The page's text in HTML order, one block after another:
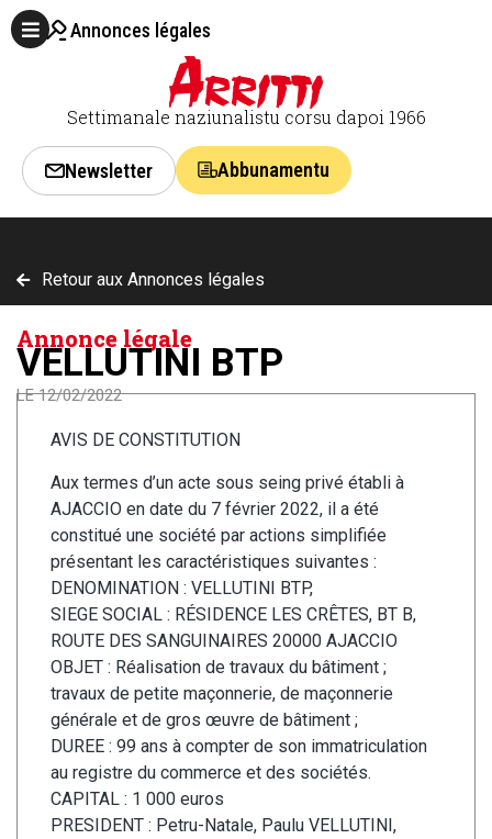
Annonces légales
Settimanale naziunalistu corsu dapoi 1966
Newsletter Abbunamentu
Retour aux Annonces légales
Annonce légale
VELLUTINI BTP
LE 12/02/2022
AVIS DE CONSTITUTION
Aux termes d’un acte sous seing privé établi à
AJACCIO en date du 7 février 2022, il a été
constitué une société par actions simplifiée
présentant les caractéristiques suivantes :
DENOMINATION : VELLUTINI BTP,
SIEGE SOCIAL : RÉSIDENCE LES CRÊTES, BT B,
ROUTE DES SANGUINAIRES 20000 AJACCIO
OBJET : Réalisation de travaux du bâtiment ;
travaux de petite maçonnerie, de maçonnerie
générale et de gros œuvre de bâtiment ;
DUREE : 99 ans à compter de son immatriculation
au registre du commerce et des sociétés.
CAPITAL : 1 000 euros
PRESIDENT : Petru-Natale, Paulu VELLUTINI,